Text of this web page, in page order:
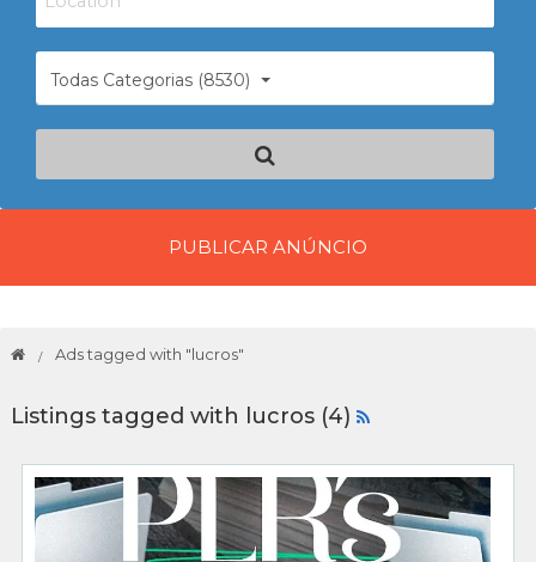
Todas Categorias (8530)
PUBLICAR ANÚNCIO
Ads tagged with "lucros"
Listings tagged with lucros (4)